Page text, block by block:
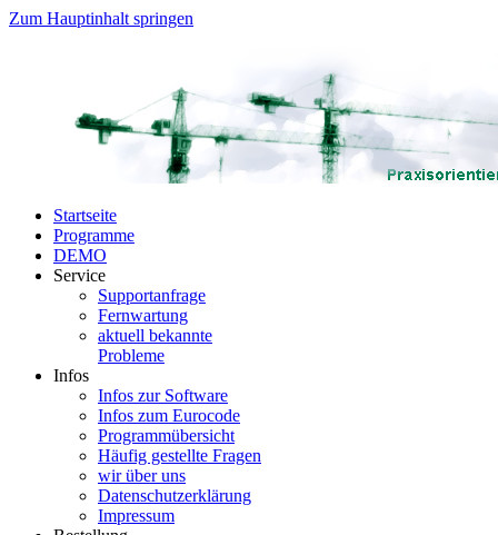
Zum Hauptinhalt springen
Startseite
Programme
DEMO
Service
Supportanfrage
Fernwartung
aktuell bekannte
Probleme
Infos
Infos zur Software
Infos zum Eurocode
Programmübersicht
Häufig gestellte Fragen
wir über uns
Datenschutzerklärung
Impressum